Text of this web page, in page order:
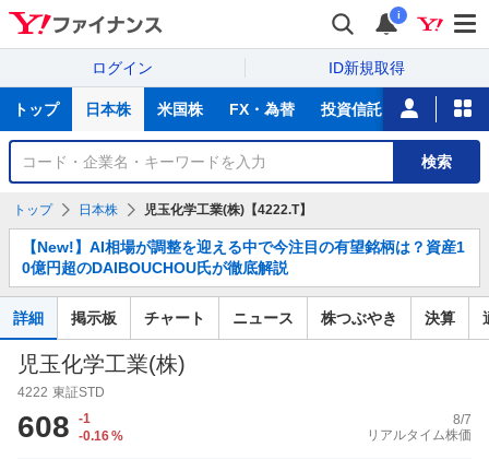
i
ログイン ID新規取得
サ
トップ 日本株 米国株 FX・為替 投資信託 ニュース
銘
検
検索
トップ 日本株 児玉化学工業(株)【4222.T】
知
ら
せ
【New!】AI相場が調整を迎える中で今注目の有望銘柄は？資産1
0億円超のDAIBOUCHOU氏が徹底解説
詳細 掲示板 チャート ニュース 株つぶやき 決算
児玉化学工業(株)
4222 東証STD
608
-1
-0.16%
8/7
リアルタイム株価